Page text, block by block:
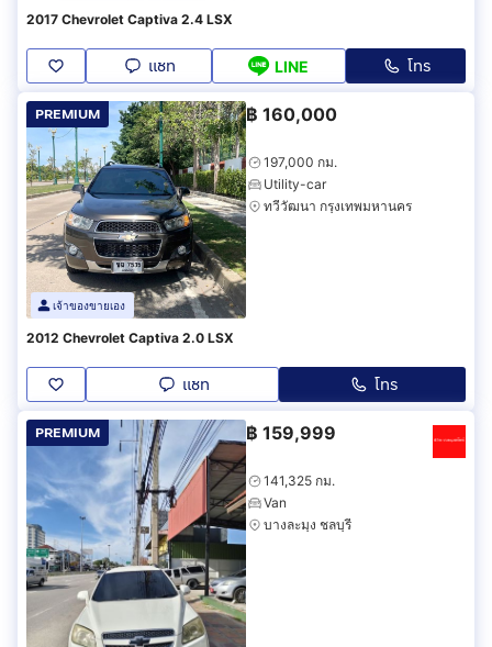
2017 Chevrolet Captiva 2.4 LSX
แชท LINE โทร
PREMIUM
เจ้าของขายเอง
฿ 160,000
197,000 กม.
Utility-car
ทวีวัฒนา กรุงเทพมหานคร
2012 Chevrolet Captiva 2.0 LSX
แชท โทร
PREMIUM ฿ 159,999
141,325 กม.
Van
บางละมุง ชลบุรี